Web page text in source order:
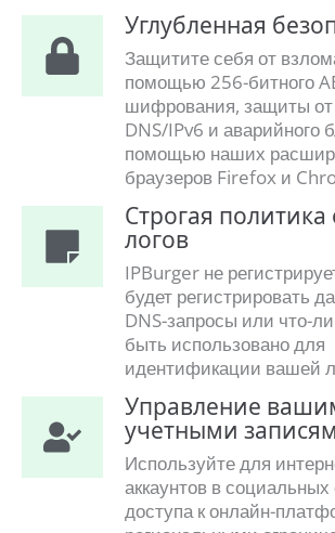
Углубленная
Защитите себя от
помощью 256-битного
шифрования, защиты от
DNS/IPv6 и аварийного
помощью наших
браузеров Firefox и
Строгая политика
логов
IPBurger не
будет регистрировать
DNS-запросы или что-
быть использовано для
идентификации вашей
Управление
учетными
Используйте для
аккаунтов в социальных
доступа к онлайн-